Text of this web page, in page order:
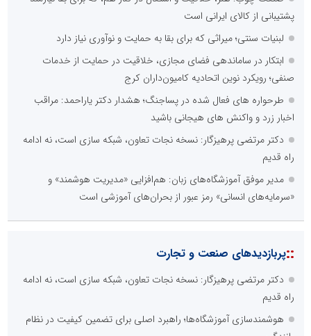
پشتیبانی از کالای ایرانی است
لبنیات سنتی؛ میراثی که برای بقا به حمایت و نوآوری نیاز دارد
ابتکار در ساماندهی فضای مجازی، خلاقیت در حمایت از خدمات
صنفی؛ رویکرد نوین اتحادیه کامیون‌داران کرج
طرحواره های فعال شده در پساجنگ؛ هشدار دکتر یاراحمد: مراقب
اخبار زرد و واکنش های هیجانی باشید
دکتر مرتضی پرهیزگار: نسخه نجات تعاون، شبکه سازی است، نه ادامه
راه قدیم
مدیر موفق آموزشگاه‌های زبان: هم‌افزایی «مدیریت هوشمند» و
«سرمایه‌های انسانی» رمز عبور از بحران‌های آموزشی است
::پربازدیدهای صنعت و تجارت
دکتر مرتضی پرهیزگار: نسخه نجات تعاون، شبکه سازی است، نه ادامه
راه قدیم
هوشمندسازی آموزشگاه‌ها؛ راهبرد اصلی برای تضمین کیفیت در نظام